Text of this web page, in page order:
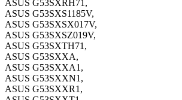
ASUS G53SXRH71,
ASUS G53SXS1185V,
ASUS G53SXSX017V,
ASUS G53SXSZ019V,
ASUS G53SXTH71,
ASUS G53SXXA,
ASUS G53SXXA1,
ASUS G53SXXN1,
ASUS G53SXXR1,